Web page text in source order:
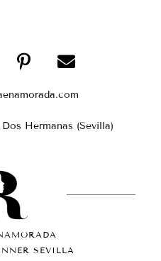
Dos Hermanas (Sevilla)
SEVILLA